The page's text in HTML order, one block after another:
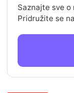
Saznajte sve
Pridružite se